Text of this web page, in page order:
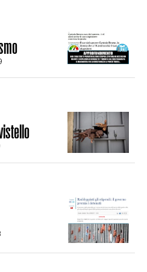
URBANE ED